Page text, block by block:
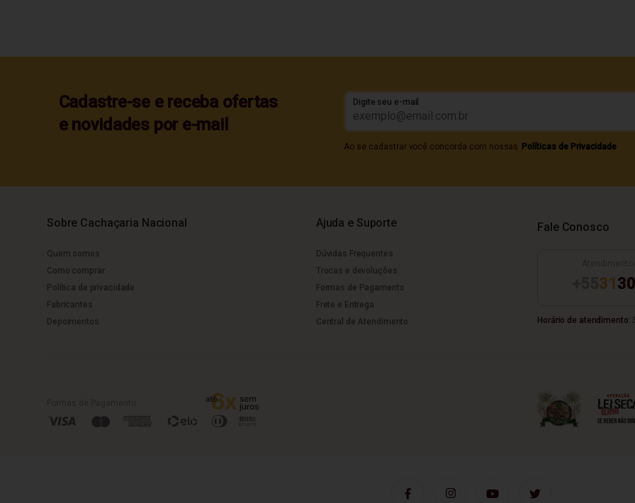
Cadastre-se e receba ofertas
e novidades por e-mail
Digite seu e-mail
Ao se cadastrar você concorda com nossas Políticas de Privacidade
Sobre Cachaçaria Nacional
Quem somos
Como comprar
Política de privacidade
Fabricantes
Depoimentos
Ajuda e Suporte
Dúvidas Frequentes
Trocas e devoluções
Formas de Pagamento
Frete e Entrega
Central de Atendimento
Fale Conosco
31
Horário de atendimento: